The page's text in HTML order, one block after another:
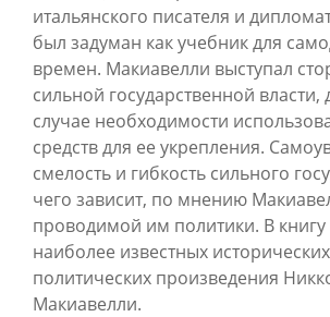
итальянского писателя и
был задуман как учебник для
времен. Макиавелли выступал
сильной государственной власти,
случае необходимости
средств для ее укрепления.
смелость и гибкость сильного
чего зависит, по мнению
проводимой им политики. В
наиболее известных
политических произведения
Макиавелли.